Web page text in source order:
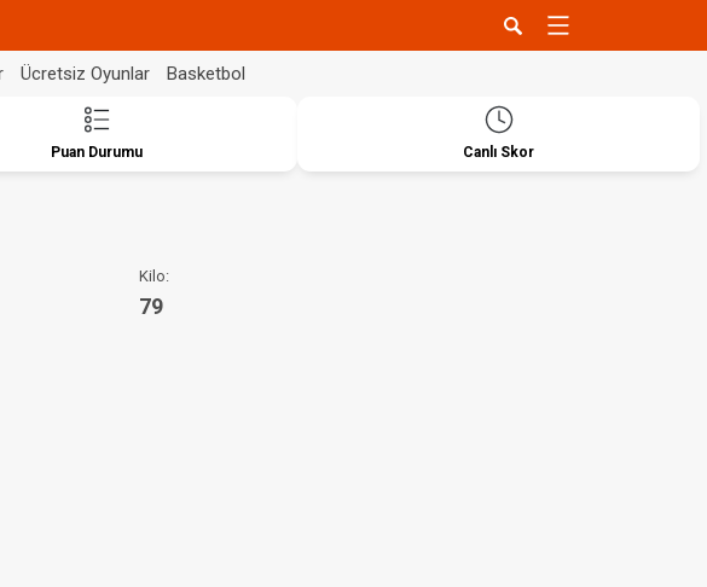
Ücretsiz Oyunlar Basketbol
Puan Durumu Canlı Skor
Kilo:
79